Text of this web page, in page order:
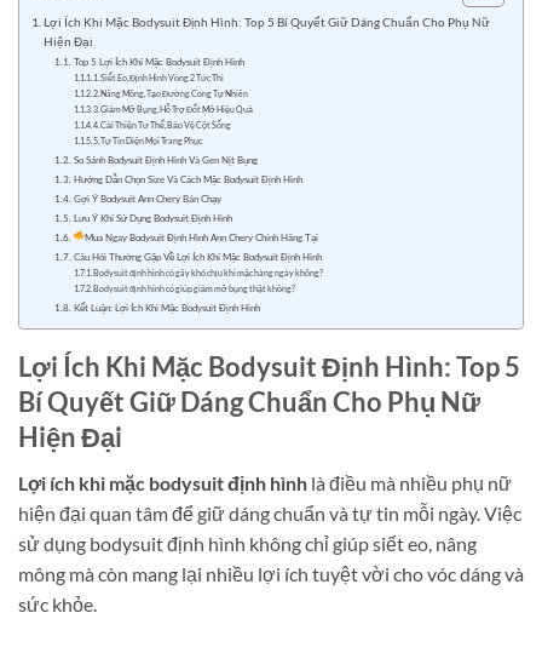
Lợi Ích Khi Mặc Bodysuit Định Hình: Top 5 Bí Quyết Giữ Dáng Chuẩn Cho Phụ Nữ
Hiện Đại
Top 5 Lợi Ích Khi Mặc Bodysuit Định Hình
1. Siết Eo, Định Hình Vòng 2 Tức Thì
2. Nâng Mông, Tạo Đường Cong Tự Nhiên
3. Giảm Mỡ Bụng, Hỗ Trợ Đốt Mỡ Hiệu Quả
4. Cải Thiện Tư Thế, Bảo Vệ Cột Sống
5. Tự Tin Diện Mọi Trang Phục
So Sánh Bodysuit Định Hình Và Gen Nịt Bụng
Hướng Dẫn Chọn Size Và Cách Mặc Bodysuit Định Hình
Gợi Ý Bodysuit Ann Chery Bán Chạy
Lưu Ý Khi Sử Dụng Bodysuit Định Hình
Mua Ngay Bodysuit Định Hình Ann Chery Chính Hãng Tại
Câu Hỏi Thường Gặp Về Lợi Ích Khi Mặc Bodysuit Định Hình
Bodysuit định hình có gây khó chịu khi mặc hàng ngày không?
Bodysuit định hình có giúp giảm mỡ bụng thật không?
Kết Luận: Lợi Ích Khi Mặc Bodysuit Định Hình
Lợi Ích Khi Mặc Bodysuit Định Hình: Top 5
Bí Quyết Giữ Dáng Chuẩn Cho Phụ Nữ
Hiện Đại
Lợi ích khi mặc bodysuit định hình là điều mà nhiều phụ nữ
hiện đại quan tâm để giữ dáng chuẩn và tự tin mỗi ngày. Việc
sử dụng bodysuit định hình không chỉ giúp siết eo, nâng
mông mà còn mang lại nhiều lợi ích tuyệt vời cho vóc dáng và
sức khỏe.